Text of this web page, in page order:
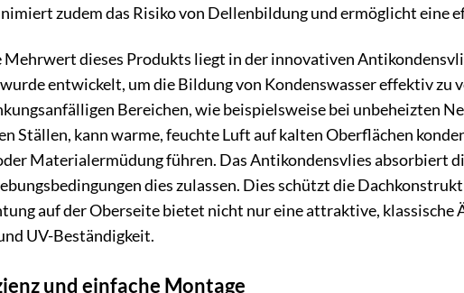
zudem das Risiko von Dellenbildung und ermöglicht eine
Mehrwert dieses Produkts liegt in der innovativen
entwickelt, um die Bildung von Kondenswasser effektiv zu
Bereichen, wie beispielsweise bei unbeheizten
Ställen, kann warme, feuchte Luft auf kalten Oberflächen
Materialermüdung führen. Das Antikondensvlies absorbiert
dies zulassen. Dies schützt die
auf der Oberseite bietet nicht nur eine attraktive, klassische
UV-Beständigkeit.
und einfache Montage